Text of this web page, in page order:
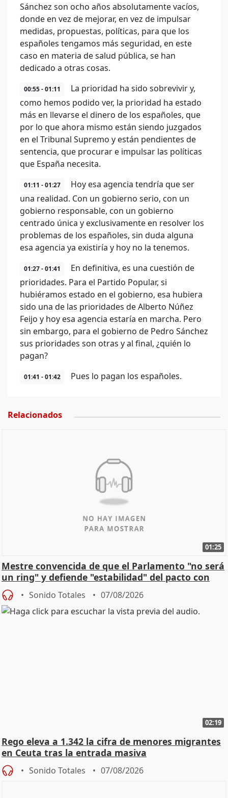
Sánchez son ocho años absolutamente vacíos,
donde en vez de mejorar, en vez de impulsar
medidas, propuestas, políticas, para que los
españoles tengamos más seguridad, en este
caso en materia de salud pública, se han
dedicado a otras cosas.
00:55 - 01:11
La prioridad ha sido sobrevivir y,
como hemos podido ver, la prioridad ha estado
más en llevarse el dinero de los españoles, que
por lo que ahora mismo están siendo juzgados
en el Tribunal Supremo y están pendientes de
sentencia, que procurar e impulsar las políticas
que España necesita.
01:11 - 01:27
Hoy esa agencia tendría que ser
una realidad. Con un gobierno serio, con un
gobierno responsable, con un gobierno
centrado única y exclusivamente en resolver los
problemas de los españoles, sin duda alguna
esa agencia ya existiría y hoy no la tenemos.
01:27 - 01:41
En definitiva, es una cuestión de
prioridades. Para el Partido Popular, si
hubiéramos estado en el gobierno, esa hubiera
sido una de las prioridades de Alberto Núñez
Feijo y hoy esa agencia estaría en marcha. Pero
sin embargo, para el gobierno de Pedro Sánchez
sus prioridades son otras y al final, ¿quién lo
pagan?
01:41 - 01:42 Pues lo pagan los españoles.
Relacionados
01:25
Mestre convencida de que el Parlamento "no será
un ring" y defiende "estabilidad" del pacto con
Vox
Sonido Totales 07/08/2026
02:19
Rego eleva a 1.342 la cifra de menores migrantes
en Ceuta tras la entrada masiva
Sonido Totales 07/08/2026